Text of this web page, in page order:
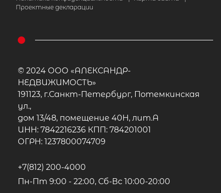
Проектные декларации
© 2024 ООО «АЛЕКСАНДР-
НЕДВИЖИМОСТЬ»
191123, г.Санкт-Петербург, Потемкинская
ул.,
дом 13/48, помещение 40Н, лит.А
ИНН: 7842216236 КПП: 784201001
ОГРН: 1237800074709
+7(812) 200-4000
Пн-Пт 9:00 - 22:00, Сб-Вс 10:00-20:00